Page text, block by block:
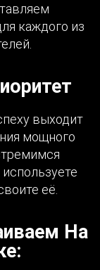
каждого из
выходит
мощного
её.
На